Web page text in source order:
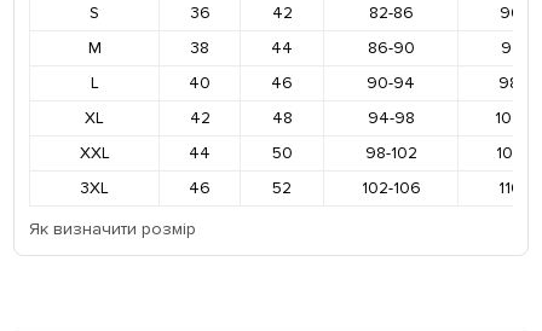
S
36 42 82-86
90-
M
38 44 86-90
94-
L
40 46 90-94
98-
XL
42 48 94-98
102-
XXL
44 50 98-102
106-
3XL
46 52 102-106
110-
Як визначити розмір